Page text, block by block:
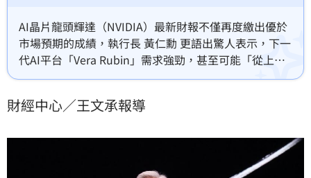
AI晶片龍頭輝達（NVIDIA）最新財報不僅再度繳出優於
市場預期的成績，執行長 黃仁勳 更語出驚人表示，下一
代AI平台「Vera Rubin」需求強勁，甚至可能「從上市
一路缺貨到退役」，市場也因此提前點燃新一波AI供應
財經中心／王文承報導